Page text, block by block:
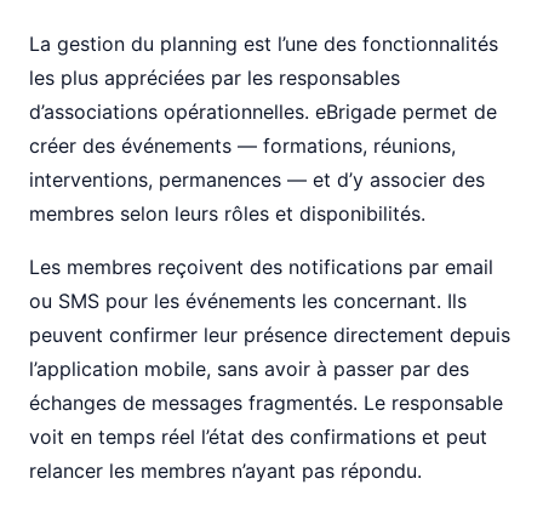
La gestion du planning est l’une des fonctionnalités
les plus appréciées par les responsables
d’associations opérationnelles. eBrigade permet de
créer des événements — formations, réunions,
interventions, permanences — et d’y associer des
membres selon leurs rôles et disponibilités.
Les membres reçoivent des notifications par email
ou SMS pour les événements les concernant. Ils
peuvent confirmer leur présence directement depuis
l’application mobile, sans avoir à passer par des
échanges de messages fragmentés. Le responsable
voit en temps réel l’état des confirmations et peut
relancer les membres n’ayant pas répondu.